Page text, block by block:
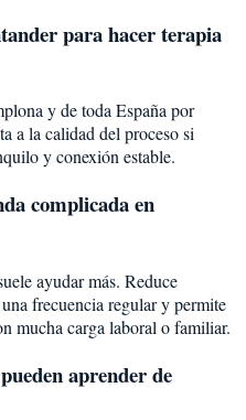
para hacer terapia
y de toda España por
a la calidad del proceso si
y conexión estable.
complicada en
ayudar más. Reduce
frecuencia regular y permite
mucha carga laboral o familiar.
aprender de